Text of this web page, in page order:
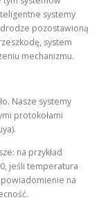
systemy
pozostawioną
system
mechanizmu.
Nasze systemy
protokołami
na przykład
jeśli temperatura
na